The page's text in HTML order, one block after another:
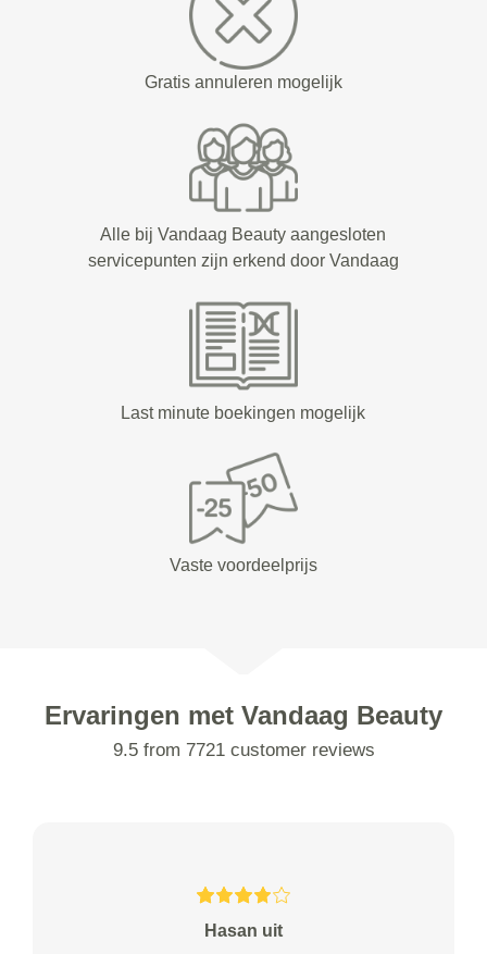
Gratis annuleren mogelijk
Alle bij Vandaag Beauty aangesloten
servicepunten zijn erkend door Vandaag
Last minute boekingen mogelijk
Vaste voordeelprijs
Ervaringen met Vandaag Beauty
9.5 from 7721 customer reviews
Hasan uit